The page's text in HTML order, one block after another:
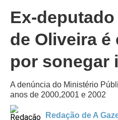
Ex-
de Oliveira
por sonegar
A denúncia do Ministério
anos de 2000,2001 e 2002
Redação de A